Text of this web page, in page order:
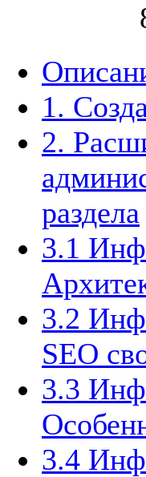
1.
2.
раздела
3.1
3.2
SEO
3.3
3.4